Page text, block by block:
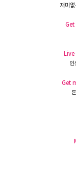
재미
인
Get